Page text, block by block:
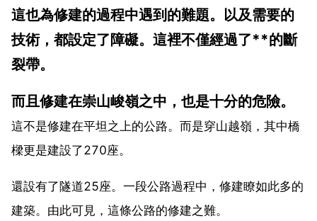
這也為修建的過程中遇到的難題。以及需要的
技術，都設定了障礙。這裡不僅經過了**的斷
裂帶。
而且修建在崇山峻嶺之中，也是十分的危險。
這不是修建在平坦之上的公路。而是穿山越嶺，其中橋
樑更是建設了270座。
還設有了隧道25座。一段公路過程中，修建瞭如此多的
建築。由此可見，這條公路的修建之難。